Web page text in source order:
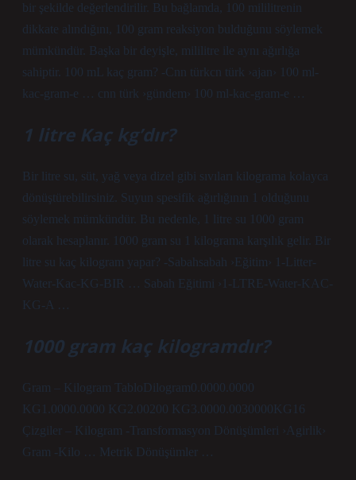
bir şekilde değerlendirilir. Bu bağlamda, 100 mililitrenin
dikkate alındığını, 100 gram reaksiyon bulduğunu söylemek
mümkündür. Başka bir deyişle, mililitre ile aynı ağırlığa
sahiptir. 100 mL kaç gram? -Cnn türkcn türk ›ajan› 100 ml-
kac-gram-e … cnn türk ›gündem› 100 ml-kac-gram-e …
1 litre Kaç kg’dır?
Bir litre su, süt, yağ veya dizel gibi sıvıları kilograma kolayca
dönüştürebilirsiniz. Suyun spesifik ağırlığının 1 olduğunu
söylemek mümkündür. Bu nedenle, 1 litre su 1000 gram
olarak hesaplanır. 1000 gram su 1 kilograma karşılık gelir. Bir
litre su kaç kilogram yapar? -Sabahsabah ›Eğitim› 1-Litter-
Water-Kac-KG-BIR … Sabah Eğitimi ›1-LTRE-Water-KAC-
KG-A …
1000 gram kaç kilogramdır?
Gram – Kilogram TabloDilogram0.0000.0000
KG1.0000.0000 KG2.00200 KG3.0000.0030000KG16
Çizgiler – Kilogram -Transformasyon Dönüşümleri ›Agirlik›
Gram -Kilo … Metrik Dönüşümler …